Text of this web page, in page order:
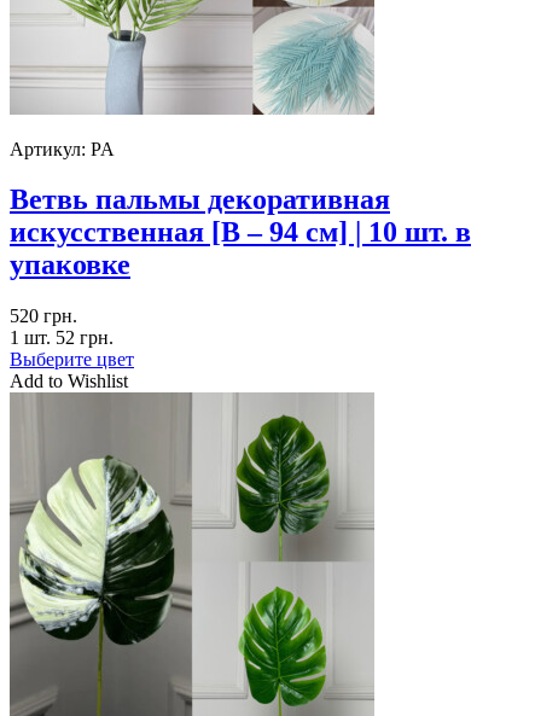
Артикул: PA
Ветвь пальмы декоративная
искусственная [В – 94 см] | 10 шт. в
упаковке
520 грн.
1 шт. 52 грн.
Выберите цвет
Add to Wishlist